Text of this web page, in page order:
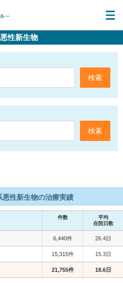
性新生物
性新生物の治療実績
件数
平均
在院日数
6,440件 26.4日
15,315件 15.3日
21,755件 18.6日